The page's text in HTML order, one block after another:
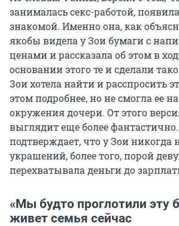
занималась секс-работой,
знакомой. Именно она, как
якобы видела у Зои бумаги с
ценами и рассказала об этом в
основании этого те и сделали
Зои хотела найти и расспросить
этом подробнее, но не смогла ее
окружения дочери. От этого
выглядит еще более
подтверждает, что у Зои никогда
украшений, более того, порой
перехватывала деньги до
«Мы будто проглотили эту
живет семья сейчас